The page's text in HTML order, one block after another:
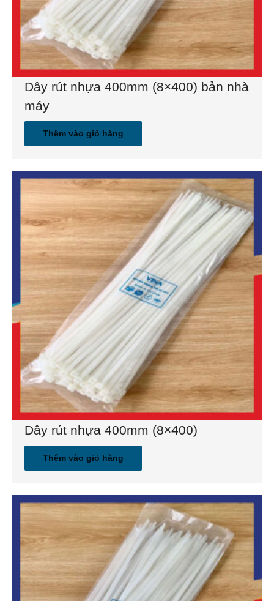
Dây rút nhựa 400mm (8×400) bản nhà
máy
Thêm vào giỏ hàng
Dây rút nhựa 400mm (8×400)
Thêm vào giỏ hàng